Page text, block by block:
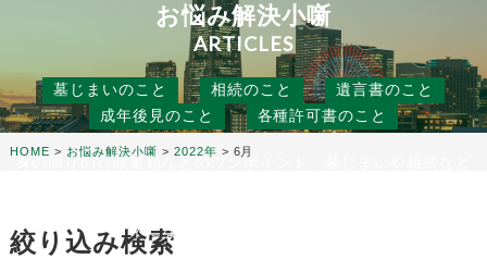
お悩み解決小噺
ARTICLES
墓じまいのこと 相続のこと
遺言書のこと
成年後見のこと
各種許可書のこと
身の回りの行政書類などのワンポイント、墓じまいや相続など
ネになる小噺をお届けします。
HOME > お悩み解決小噺 > 2022年 > 6月
絞り込み検索